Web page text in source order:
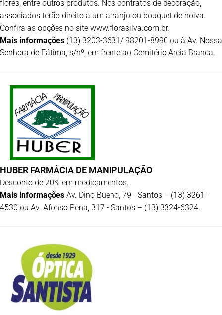
flores, entre outros produtos. Nos contratos de decoração,
associados terão direito a um arranjo ou bouquet de noiva.
Confira as opções no site www.florasilva.com.br.
Mais informações (13) 3203-3631/ 98201-8990 ou à Av. Nossa
Senhora de Fátima, s/nº, em frente ao Cemitério Areia Branca.
HUBER FARMÁCIA DE MANIPULAÇÃO
Desconto de 20% em medicamentos.
Mais informações Av. Dino Bueno, 79 - Santos – (13) 3261-
4530 ou Av. Afonso Pena, 317 - Santos – (13) 3324-6324.